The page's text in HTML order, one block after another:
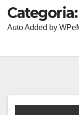
Categoria:
Auto Added by